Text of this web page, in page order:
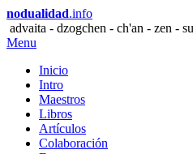
nodualidad.info
advaita - dzogchen - ch'an - zen -
Menu
Inicio
Intro
Maestros
Libros
Artículos
Colaboración